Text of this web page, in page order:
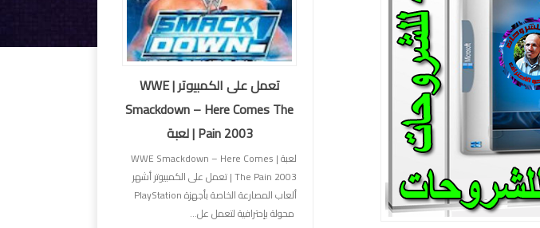
تعمل على الكمبيوتر | WWE
Smackdown – Here Comes The
Pain 2003 | لعبة
لعبة | WWE Smackdown – Here Comes
The Pain 2003 | تعمل على الكمبيوتر أشهر
ألعاب المصارعة الخاصة بأجهزة PlayStation
محولة بإحترافية لتعمل عل...